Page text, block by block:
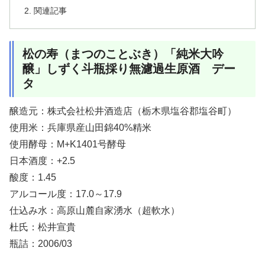
関連記事
松の寿（まつのことぶき）「純米大吟
醸」しずく斗瓶採り無濾過生原酒 デー
タ
醸造元：株式会社松井酒造店（栃木県塩谷郡塩谷町）
使用米：兵庫県産山田錦40%精米
使用酵母：M+K1401号酵母
日本酒度：+2.5
酸度：1.45
アルコール度：17.0～17.9
仕込み水：高原山麓自家湧水（超軟水）
杜氏：松井宣貴
瓶詰：2006/03